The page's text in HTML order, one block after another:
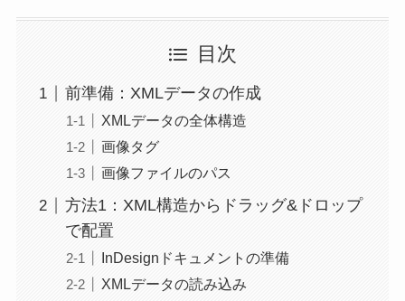
目次
前準備：XMLデータの作成
XMLデータの全体構造
画像タグ
画像ファイルのパス
方法1：XML構造からドラッグ&ドロップ
で配置
InDesignドキュメントの準備
XMLデータの読み込み